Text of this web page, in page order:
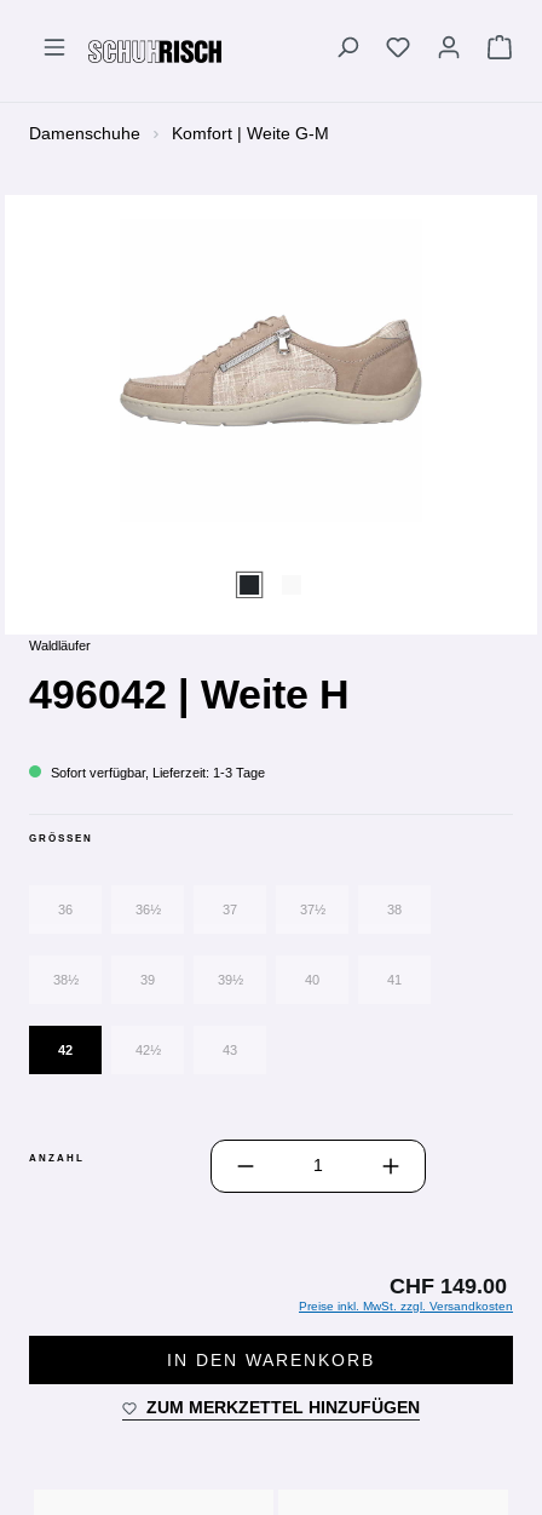
Damenschuhe Komfort | Weite G-M
Waldläufer
496042 | Weite H
Sofort verfügbar, Lieferzeit: 1-3 Tage
GRÖSSEN
36 36½ 37 37½ 38
38½ 39 39½ 40 41
42 42½ 43
ANZAHL
PRODUKT ANZAHL: GIB DEN
CHF 149.00
Preise inkl. MwSt. zzgl. Versandkosten
IN DEN WARENKORB
ZUM MERKZETTEL HINZUFÜGEN